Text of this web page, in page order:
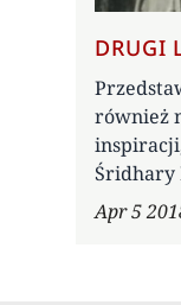
DRUGI
również
Śridhary
Apr 5